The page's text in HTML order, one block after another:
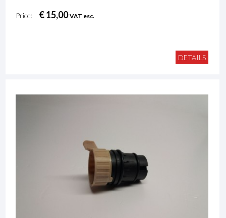
Price: € 15,00VAT esc.
DETAILS